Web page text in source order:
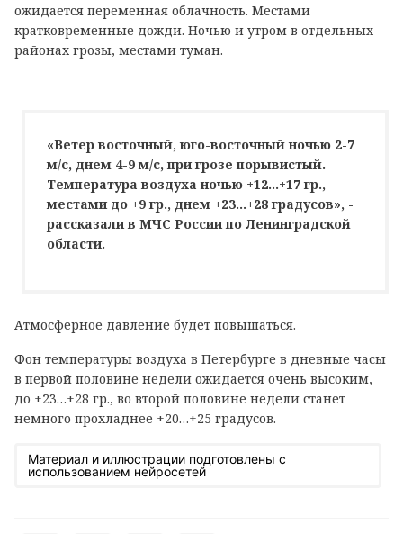
ожидается переменная облачность. Местами
кратковременные дожди. Ночью и утром в отдельных
районах грозы, местами туман.
«Ветер восточный, юго-восточный ночью 2-7
м/с, днем 4-9 м/с, при грозе порывистый.
Температура воздуха ночью +12...+17 гр.,
местами до +9 гр., днем +23...+28 градусов», -
рассказали в МЧС России по Ленинградской
области.
Атмосферное давление будет повышаться.
Фон температуры воздуха в Петербурге в дневные часы
в первой половине недели ожидается очень высоким,
до +23…+28 гр., во второй половине недели станет
немного прохладнее +20…+25 градусов.
Материал и иллюстрации подготовлены с
использованием нейросетей